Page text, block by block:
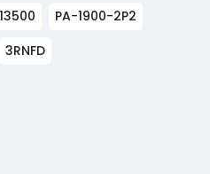
PA-1900-2P2
3RNFD